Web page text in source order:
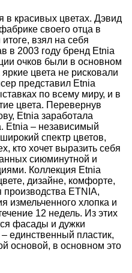
в красивых цветах. Дэвид
своего отца в
взял на себя
в 2003 году бренд Etnia
очков были в основном
цвета не рисковали
представил Etnia
по всему миру, и в
цвета. Перевернув
Etnia заработала
Etnia – независимый
спектр цветов,
кто хочет выразить себя
сиюминутной и
Коллекция Etnia
дизайне, комфорте,
производства ETNIA,
измельченного хлопка и
12 недель. Из этих
фасады и дужки
единственный пластик,
основой, в основном это